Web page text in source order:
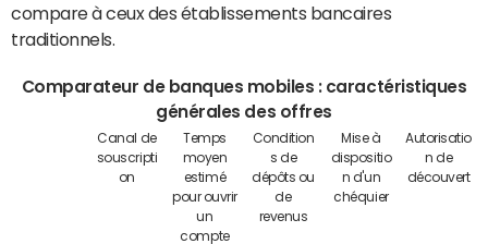
compare à ceux des établissements bancaires
traditionnels.
Comparateur de banques mobiles : caractéristiques
générales des offres
Canal de
souscripti
on
Temps
moyen
estimé
pour ouvrir
un
compte
Condition
s de
dépôts ou
de
revenus
Mise à
dispositio
n d'un
chéquier
Autorisatio
n de
découvert